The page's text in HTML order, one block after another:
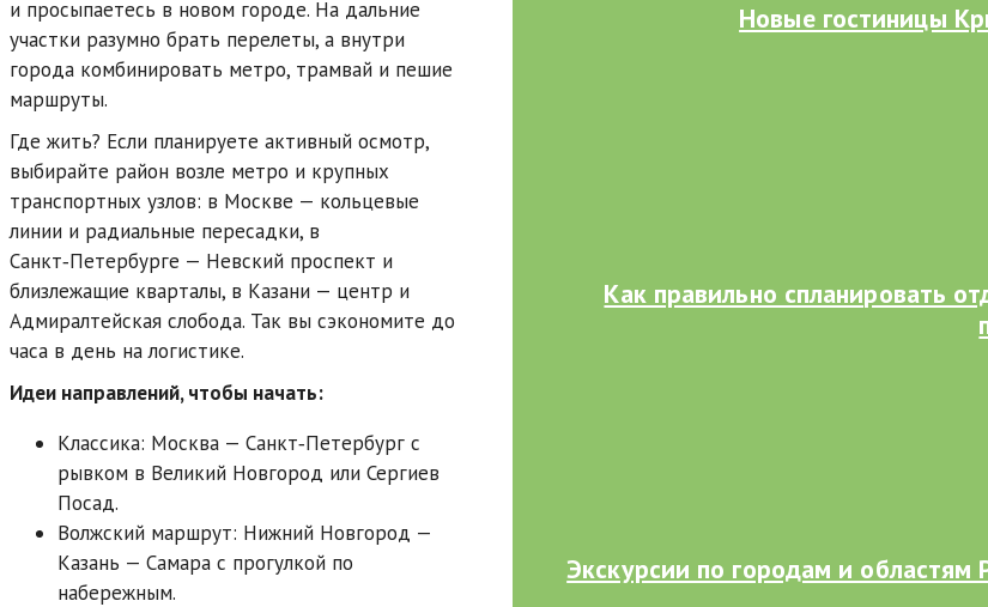
и просыпаетесь в новом городе. На дальние
участки разумно брать перелеты, а внутри
города комбинировать метро, трамвай и пешие
маршруты.
Где жить? Если планируете активный осмотр,
выбирайте район возле метро и крупных
транспортных узлов: в Москве — кольцевые
линии и радиальные пересадки, в
Санкт‑Петербурге — Невский проспект и
близлежащие кварталы, в Казани — центр и
Адмиралтейская слобода. Так вы сэкономите до
часа в день на логистике.
Идеи направлений, чтобы начать:
Классика: Москва — Санкт‑Петербург с
рывком в Великий Новгород или Сергиев
Посад.
Волжский маршрут: Нижний Новгород —
Казань — Самара с прогулкой по
набережным.
Новые гостиницы
Как правильно спланировать
Экскурсии по городам и областям